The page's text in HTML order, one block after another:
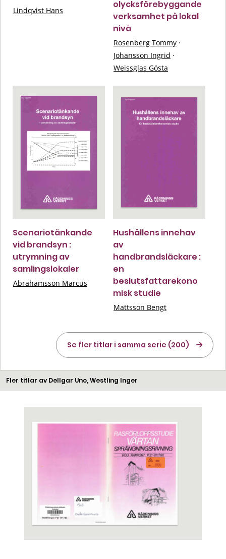
Lindqvist Hans
olycksförebyggande
verksamhet på lokal
nivå
Rosenberg Tommy ·
Johansson Ingrid ·
Weissglas Gösta
Scenariotänkande
vid brandsyn :
utrymning av
samlingslokaler
Abrahamsson Marcus
Hushållens innehav
av
handbrandsläckare :
en
beslutsfattarekono
misk studie
Mattsson Bengt
Se fler titlar i samma serie (200)
Fler titlar av Dellgar Uno, Westling Inger